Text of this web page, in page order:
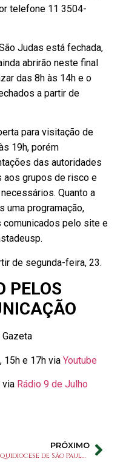
telefone 11 3504-
Judas está fechada,
abrirão neste final
das 8h às 14h e o
a partir de
para visitação de
19h, porém
das autoridades
aos grupos de risco e
Quanto a
uma programação,
comunicados pelo site e
de segunda-feira, 23.
PELOS
15h e 17h via Youtube
via Rádio 9 de Julho
PRÓXIMO
Arquidiocese de São Paulo determina suspensão de missas